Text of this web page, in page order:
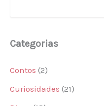
Categorias
Contos (2)
Curiosidades (21)